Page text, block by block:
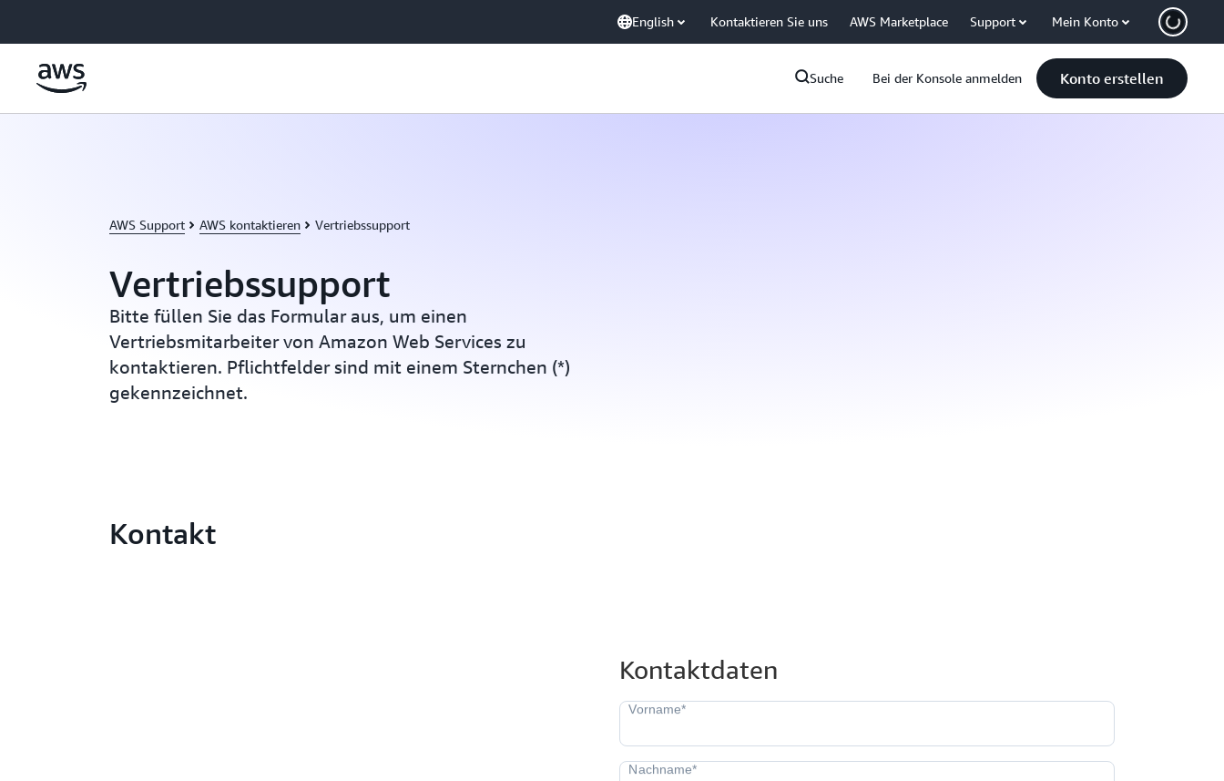
English Kontaktieren Sie uns AWS Marketplace Support Mein Konto
Suche Bei der Konsole anmelden Konto erstellen
AWS Support AWS kontaktieren Vertriebssupport
Vertriebssupport
Bitte füllen Sie das Formular aus, um einen
Vertriebsmitarbeiter von Amazon Web Services zu
kontaktieren. Pflichtfelder sind mit einem Sternchen (*)
gekennzeichnet.
Kontakt
Kontaktdaten